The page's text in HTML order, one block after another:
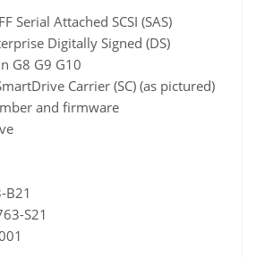
Serial Attached SCSI (SAS)
Digitally Signed (DS)
G8 G9 G10
Carrier (SC) (as pictured)
and firmware
B21
S21